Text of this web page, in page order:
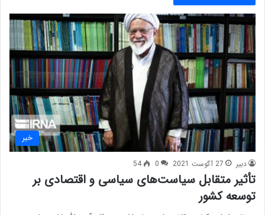
خبر
دبیر 27 آگوست 2021 0
54
تأثیر متقابل سیاست‌های سیاسی و اقتصادی بر
توسعه کشور